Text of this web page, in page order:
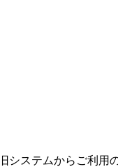
システムからご利